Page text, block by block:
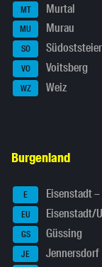
MT Murtal
MU Murau
SO
VO Voitsberg
WZ Weiz
Burgenland
E Eisenstadt
EU Eisenstadt/
GS Güssing
JE
Jennersdorf